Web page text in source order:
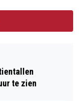
te zien